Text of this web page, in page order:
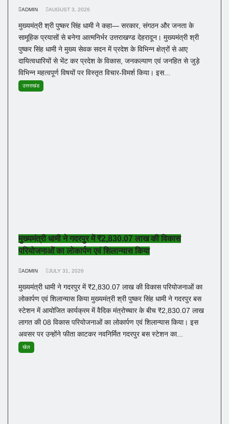
ADMIN AUGUST 3, 2026
मुख्यमंत्री श्री पुष्कर सिंह धामी ने कहा— सरकार, संगठन और जनता के
सामूहिक प्रयासों से बनेगा आत्मनिर्भर उत्तराखण्ड देहरादून। मुख्यमंत्री श्री
पुष्कर सिंह धामी ने मुख्य सेवक सदन में प्रदेश के विभिन्न क्षेत्रों से आए
दायित्वधारियों से भेंट कर प्रदेश के विकास, जनकल्याण एवं जनहित से जुड़े
विभिन्न महत्वपूर्ण विषयों पर विस्तृत विचार-विमर्श किया। इस...
उत्तराखंड
मुख्यमंत्री धामी ने गदरपुर में ₹2,830.07 लाख की विकास
परियोजनाओं का लोकार्पण एवं शिलान्यास किया
ADMIN JULY 31, 2026
मुख्यमंत्री धामी ने गदरपुर में ₹2,830.07 लाख की विकास परियोजनाओं का
लोकार्पण एवं शिलान्यास किया मुख्यमंत्री श्री पुष्कर सिंह धामी ने गदरपुर बस
स्टेशन में आयोजित कार्यक्रम में वैदिक मंत्रोच्चार के बीच ₹2,830.07 लाख
लागत की 08 विकास परियोजनाओं का लोकार्पण एवं शिलान्यास किया। इस
अवसर पर उन्होंने फीता काटकर नवनिर्मित गदरपुर बस स्टेशन का...
खेल